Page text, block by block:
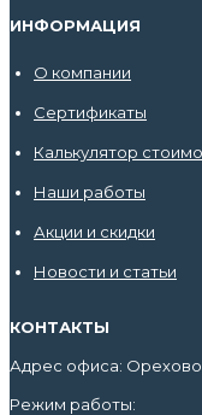
ИНФОРМАЦИЯ
О компании
Сертификаты
Калькулятор
Наши работы
Акции и скидки
Новости и статьи
КОНТАКТЫ
Адрес офиса:
Режим работы: